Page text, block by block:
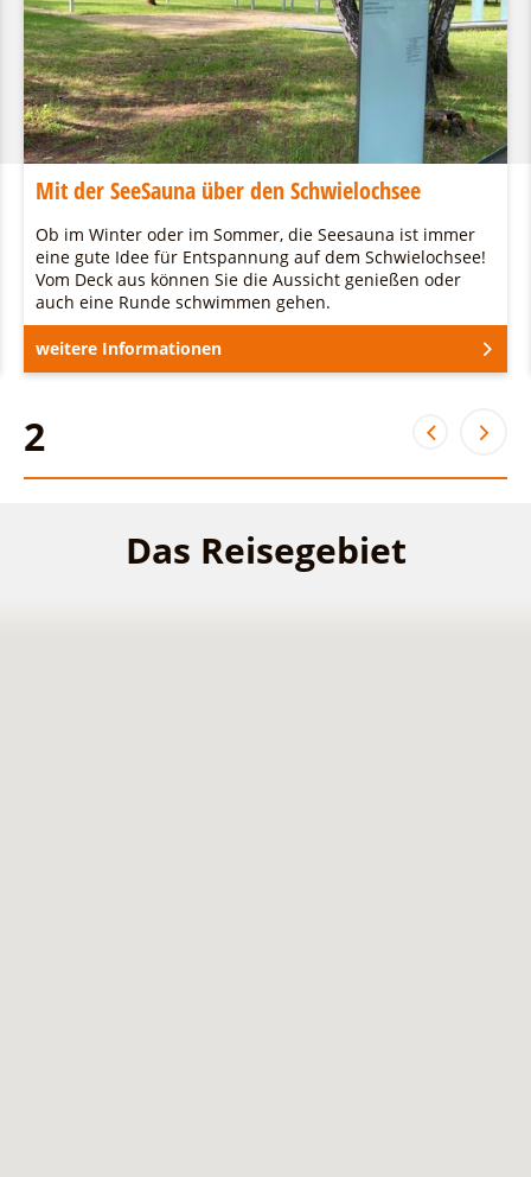
Mit der SeeSauna über den Schwielochsee
Ob im Winter oder im Sommer, die Seesauna ist immer
eine gute Idee für Entspannung auf dem Schwielochsee!
Vom Deck aus können Sie die Aussicht genießen oder
auch eine Runde schwimmen gehen.
weitere Informationen
2
Das Reisegebiet